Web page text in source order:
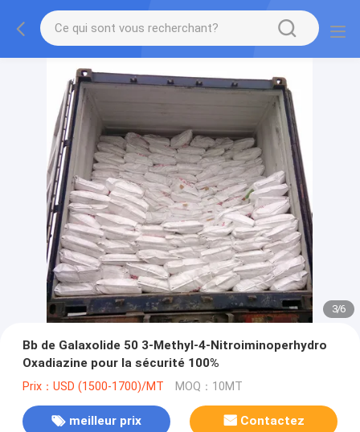
3/6
Bb de Galaxolide 50 3-Methyl-4-Nitroiminoperhydro
Oxadiazine pour la sécurité 100%
Prix：USD (1500-1700)/MT MOQ：10MT
meilleur prix Contactez